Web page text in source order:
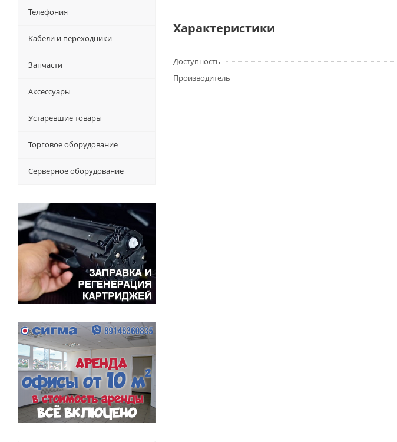
Характеристики
Доступность
Производитель
Телефония
Кабели и переходники
Запчасти
Аксессуары
Устаревшие товары
Торговое оборудование
Серверное оборудование